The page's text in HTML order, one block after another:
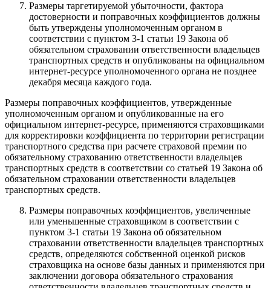
Размеры таргетируемой убыточности, фактора
достоверности и поправочных коэффициентов должны
быть утверждены уполномоченным органом в
соответствии с пунктом 3-1 статьи 19 Закона об
обязательном страховании ответственности владельцев
транспортных средств и опубликованы на официальном
интернет-ресурсе уполномоченного органа не позднее
декабря месяца каждого года.
Размеры поправочных коэффициентов, утвержденные
уполномоченным органом и опубликованные на его
официальном интернет-ресурсе, применяются страховщиками
для корректировки коэффициента по территории регистрации
транспортного средства при расчете страховой премии по
обязательному страхованию ответственности владельцев
транспортных средств в соответствии со статьей 19 Закона об
обязательном страховании ответственности владельцев
транспортных средств.
Размеры поправочных коэффициентов, увеличенные
или уменьшенные страховщиком в соответствии с
пунктом 3-1 статьи 19 Закона об обязательном
страховании ответственности владельцев транспортных
средств, определяются собственной оценкой рисков
страховщика на основе базы данных и применяются при
заключении договора обязательного страхования